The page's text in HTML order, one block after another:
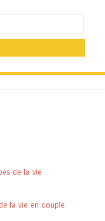
de la vie
la vie en couple